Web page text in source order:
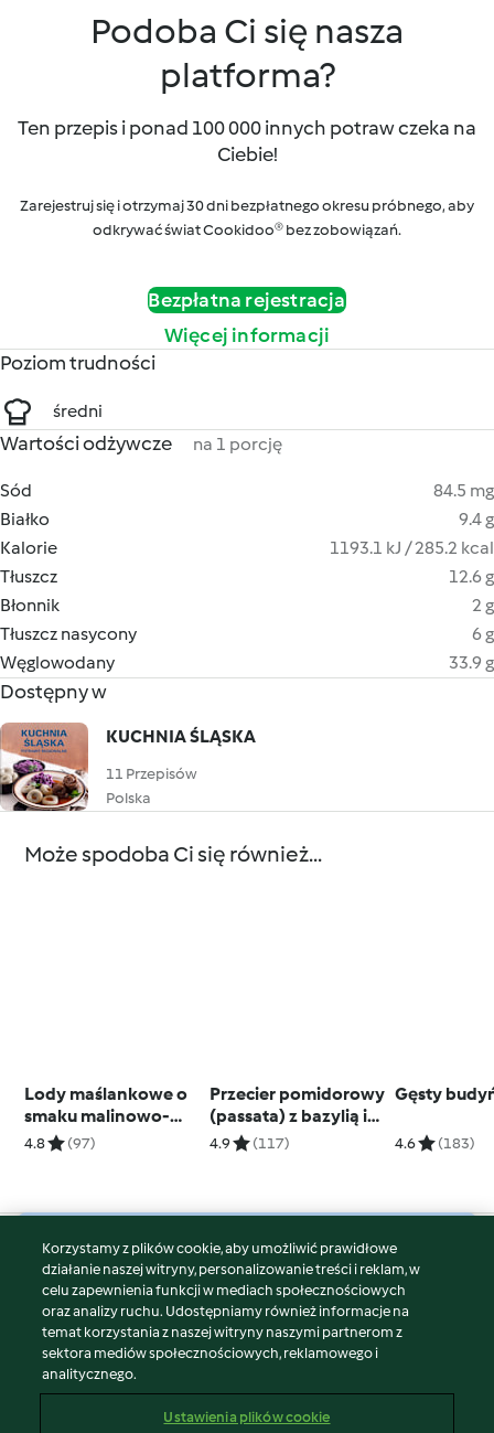
Podoba Ci się nasza
platforma?
Ten przepis i ponad 100 000 innych potraw czeka na
Ciebie!
Zarejestruj się i otrzymaj 30 dni bezpłatnego okresu próbnego, aby
odkrywać świat Cookidoo® bez zobowiązań.
Bezpłatna rejestracja
Więcej informacji
Poziom trudności
średni
Wartości odżywcze na 1 porcję
Sód
84.5 mg
Białko
9.4 g
Kalorie
1193.1 kJ / 285.2 kcal
Tłuszcz
12.6 g
Błonnik
2 g
Tłuszcz nasycony
6 g
Węglowodany
33.9 g
Dostępny w
KUCHNIA ŚLĄSKA
11 Przepisów
Polska
Może spodoba Ci się również...
Lody maślankowe o
smaku malinowo-
pomarańczowym
4.8 (97)
Przecier pomidorowy
(passata) z bazylią i
czosnkiem
4.9 (117)
Gęsty
4.6 (183)
© Copyright 2026
Warunki korzystania
Polityka prywatności
Disclaimer
Znak wydawcy
Korzystamy z plików cookie, aby umożliwić prawidłowe
działanie naszej witryny, personalizowanie treści i reklam, w
celu zapewnienia funkcji w mediach społecznościowych
oraz analizy ruchu. Udostępniamy również informacje na
temat korzystania z naszej witryny naszymi partnerom z
sektora mediów społecznościowych, reklamowego i
analitycznego.
Ustawienia plików cookie